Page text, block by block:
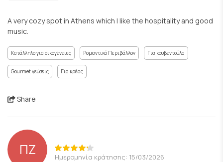
A very cozy spot in Athens which I like the hospitality and good
music.
Κατάλληλο για οικογένειες Ρομαντικό Περιβάλλον Για κουβεντούλα
Gourmet γεύσεις Για κρέας
Share
ΠΖ Ημερομηνία κράτησης: 15/03/2026